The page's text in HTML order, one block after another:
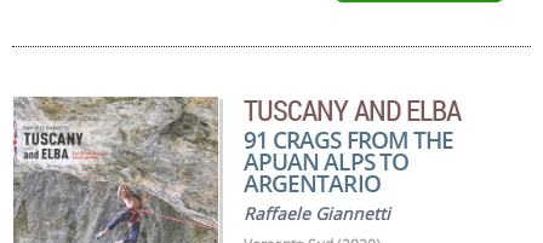
TUSCANY AND ELBA
91 CRAGS FROM THE
APUAN ALPS TO
ARGENTARIO
Raffaele Giannetti